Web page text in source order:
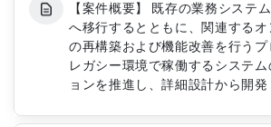
【案件概要】 既存の業務システ
へ移行するとともに、関連するオ
の再構築および機能改善を行うプ
レガシー環境で稼働するシステ
ョンを推進し、詳細設計から開発
運用性や保守性の向上を目的と